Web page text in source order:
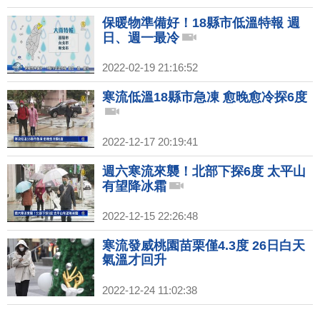
保暖物準備好！18縣市低溫特報 週
日、週一最冷
2022-02-19 21:16:52
寒流低溫18縣市急凍 愈晚愈冷探6度
2022-12-17 20:19:41
週六寒流來襲！北部下探6度 太平山
有望降冰霜
2022-12-15 22:26:48
寒流發威桃園苗栗僅4.3度 26日白天
氣溫才回升
2022-12-24 11:02:38